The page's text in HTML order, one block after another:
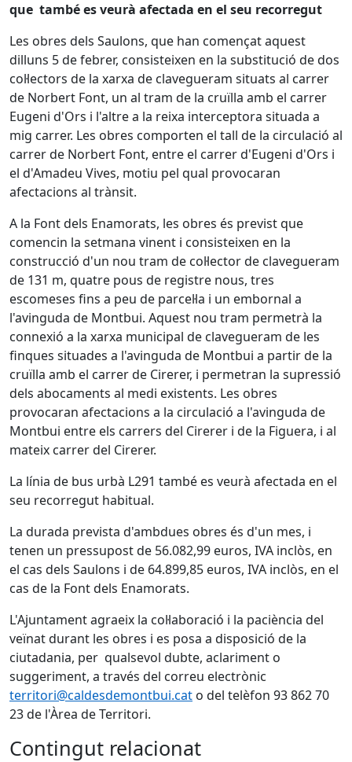
que també es veurà afectada en el seu recorregut
Les obres dels Saulons, que han començat aquest
dilluns 5 de febrer, consisteixen en la substitució de dos
col·lectors de la xarxa de clavegueram situats al carrer
de Norbert Font, un al tram de la cruïlla amb el carrer
Eugeni d'Ors i l'altre a la reixa interceptora situada a
mig carrer. Les obres comporten el tall de la circulació al
carrer de Norbert Font, entre el carrer d'Eugeni d'Ors i
el d'Amadeu Vives, motiu pel qual provocaran
afectacions al trànsit.
A la Font dels Enamorats, les obres és previst que
comencin la setmana vinent i consisteixen en la
construcció d'un nou tram de col·lector de clavegueram
de 131 m, quatre pous de registre nous, tres
escomeses fins a peu de parcel·la i un embornal a
l'avinguda de Montbui. Aquest nou tram permetrà la
connexió a la xarxa municipal de clavegueram de les
finques situades a l'avinguda de Montbui a partir de la
cruïlla amb el carrer de Cirerer, i permetran la supressió
dels abocaments al medi existents. Les obres
provocaran afectacions a la circulació a l'avinguda de
Montbui entre els carrers del Cirerer i de la Figuera, i al
mateix carrer del Cirerer.
La línia de bus urbà L291 també es veurà afectada en el
seu recorregut habitual.
La durada prevista d'ambdues obres és d'un mes, i
tenen un pressupost de 56.082,99 euros, IVA inclòs, en
el cas dels Saulons i de 64.899,85 euros, IVA inclòs, en el
cas de la Font dels Enamorats.
L'Ajuntament agraeix la col·laboració i la paciència del
veïnat durant les obres i es posa a disposició de la
ciutadania, per qualsevol dubte, aclariment o
suggeriment, a través del correu electrònic
territori@caldesdemontbui.cat o del telèfon 93 862 70
23 de l'Àrea de Territori.
Contingut relacionat